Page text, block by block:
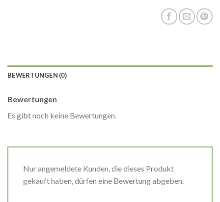
BEWERTUNGEN (0)
Bewertungen
Es gibt noch keine Bewertungen.
Nur angemeldete Kunden, die dieses Produkt
gekauft haben, dürfen eine Bewertung abgeben.